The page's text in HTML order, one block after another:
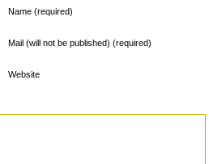
Name (required)
Mail (will not be published) (required)
Website